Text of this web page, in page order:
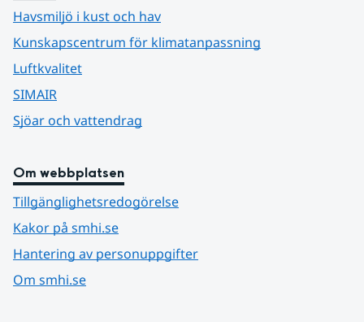
Havsmiljö i kust och hav
Kunskapscentrum för klimatanpassning
Luftkvalitet
SIMAIR
Sjöar och vattendrag
Om webbplatsen
Tillgänglighetsredogörelse
Kakor på smhi.se
Hantering av personuppgifter
Om smhi.se